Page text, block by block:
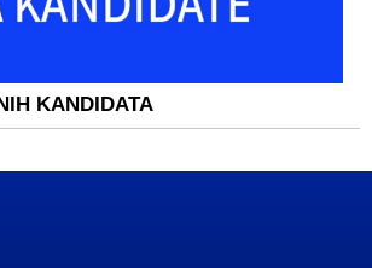
KANDIDATA